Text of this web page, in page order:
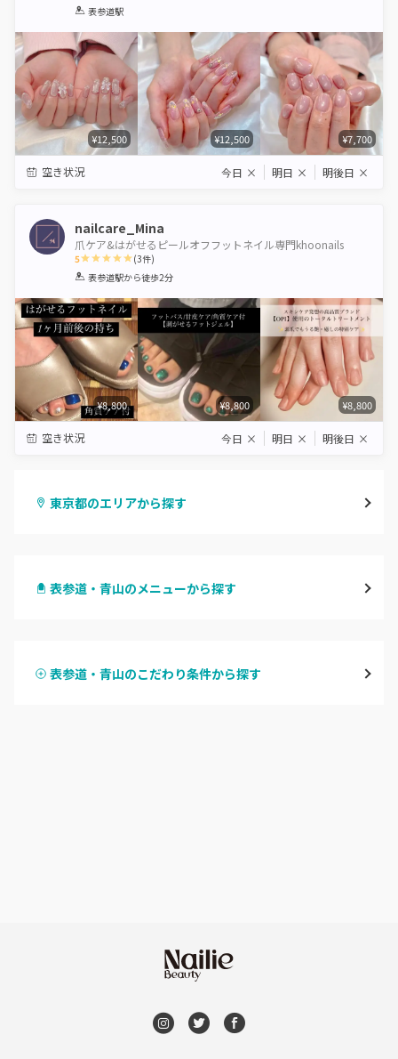
1 2 3 4 5
表参道駅
¥12,500 ¥12,500 ¥7,700
空き状況 今日 × 明日 × 明後日 ×
nailcare_Mina
爪ケア&はがせるピールオフフットネイル専門khoonails
5
1 2 3 4 5
(3件)
表参道駅から徒歩2分
¥8,800 ¥8,800 ¥8,800
空き状況 今日 × 明日 × 明後日 ×
東京都のエリアから探す
原宿
表参道・青山のメニューから探す
ハンドスカルプ
表参道・青山のこだわり条件から探す